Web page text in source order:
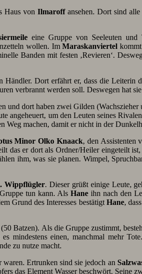
Haus von Ilmaroffansehen. Dort sind alle
eine Gruppe von Seeleuten
wollen. ImMaraskanviertel
Banden mit festen ‚Revieren‘.
Händler. Dort erfährt er, dass die Leiterin
verbrannt werden soll. Deswegen hat
und dort haben zwei Gilden
angeheuert, um den Leuten seines
Weg machen, damit er nicht in der
Minor Olko Knaack, den Assistenten
das er dort als Ordner/Heiler eingeteilt
ihm, was sie planen. Wimpel,
Wippflügler. Dieser grüßt einige Leute,
tun kann. Als Haneihn nach den
Grund des Interesses bestätigt Hane,
Batzen). Als die Gruppe zustimmt,
mindestens einen, manchmal mehr
zu nutze macht.
Ertrunken sind sie jedoch an
das Element Wasser beschwört.